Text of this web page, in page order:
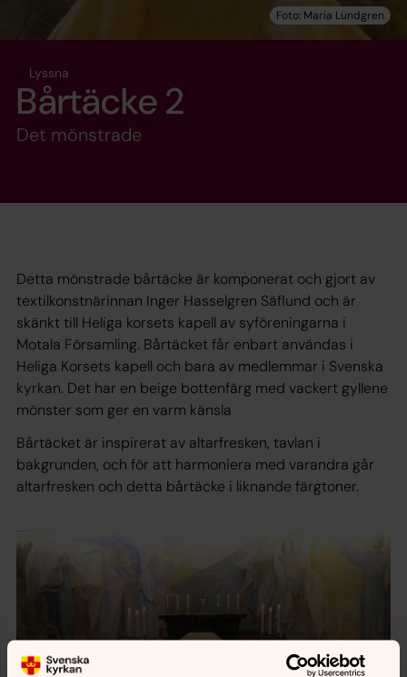
Lyssna
Bårtäcke 2
Det mönstrade
Detta mönstrade bårtäcke är komponerat och gjort av
textilkonstnärinnan Inger Hasselgren Säflund och är
skänkt till Heliga korsets kapell av syföreningarna i
Motala Församling. Bårtäcket får enbart användas i
Heliga Korsets kapell och bara av medlemmar i Svenska
kyrkan. Det har en beige bottenfärg med vackert gyllene
mönster som ger en varm känsla
Bårtäcket är inspirerat av altarfresken, tavlan i
bakgrunden, och för att harmoniera med varandra går
altarfresken och detta bårtäcke i liknande färgtoner.